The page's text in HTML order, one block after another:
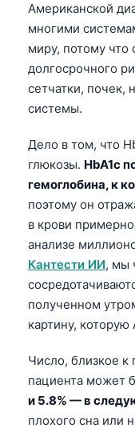
Американской
многими
миру, потому что
долгосрочного
сетчатки, почек,
системы.
Дело в том, что
глюкозы. HbA1c
гемоглобина, к
поэтому он
в крови примерно
анализе
Кантести ИИ, мы
полученном
картину,
Число, близкое к
пациента может
и 5.8% — в
плохого сна или